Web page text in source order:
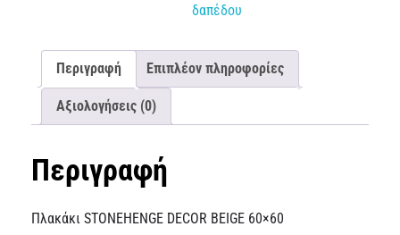
δαπέδου
Περιγραφή Επιπλέον πληροφορίες
Αξιολογήσεις (0)
Περιγραφή
Πλακάκι STONEHENGE DECOR BEIGE 60×60